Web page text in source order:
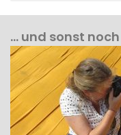
… und sonst